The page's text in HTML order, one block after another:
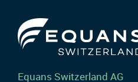
Equans Switzerland AG